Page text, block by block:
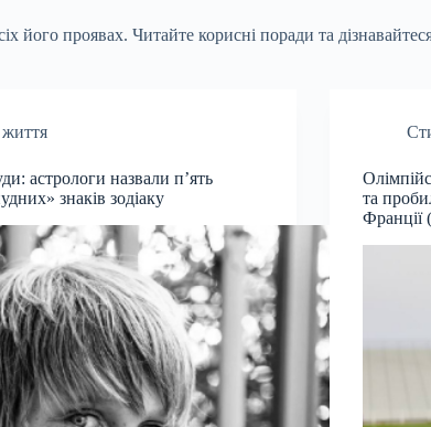
проявах. Читайте корисні поради та
астрологи назвали п’ять
знаків зодіаку
та
Франції